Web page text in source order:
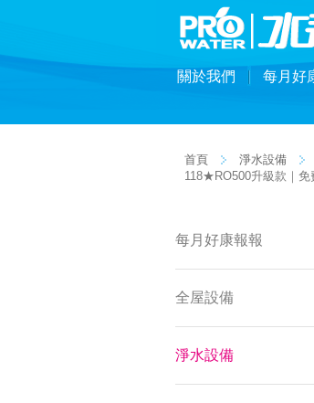
關於我們 每月好
首頁 淨水設備
118★RO500升級款｜免
每月好康報報
全屋設備
淨水設備